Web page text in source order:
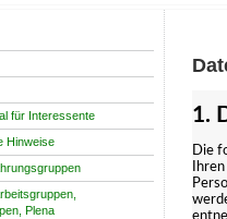
für Interessente
Hinweise
Plena
1.
Die